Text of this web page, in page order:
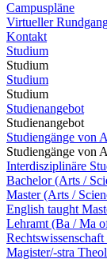
Campuspläne
Virtueller
Kontakt
Studium
Studium
Studium
Studium
Studienangebot
Studienangebot
Studiengänge von
Studiengänge von
Interdisziplinäre
Bachelor (Arts /
Master (Arts /
English taught
Lehramt (Ba / Ma
Rechtswissenschaft
Magister/-stra